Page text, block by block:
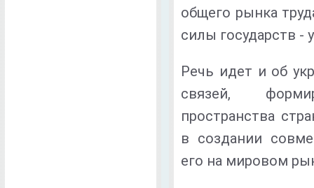
общего рынка
силы государств -
Речь идет и об
связей,
пространства
в создании
его на мировом